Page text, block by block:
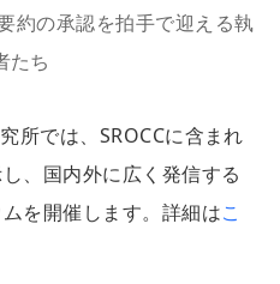
約の承認を拍手で迎える執
たち
所では、SROCCに含まれ
、国内外に広く発信する
を開催します。詳細はこ